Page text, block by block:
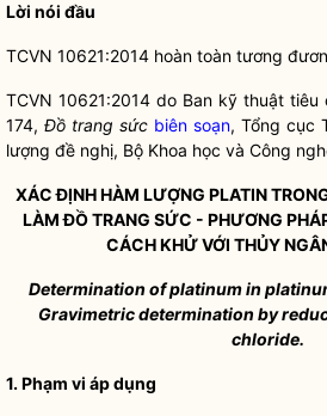
Lời nói đầu
TCVN 10621:2014 hoàn toàn tương
TCVN 10621:2014 do Ban kỹ thuật tiêu
174, Đồ trang sức biên soạn, Tổng cục
lượng đề nghị, Bộ Khoa học và Công
XÁC ĐỊNH HÀM LƯỢNG PLATIN
LÀM ĐỒ TRANG SỨC - PHƯƠNG
CÁCH KHỬ VỚI THỦY
Determination of platinum in
Gravimetric determination by
chloride.
1. Phạm vi áp dụng